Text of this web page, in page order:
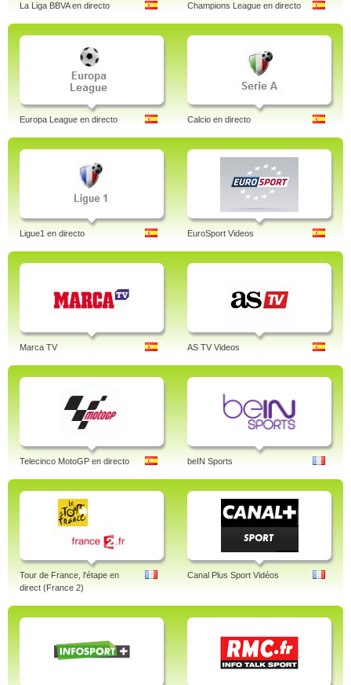
La Liga BBVA en directo Champions League en directo
Europa League en directo Calcio en directo
Ligue1 en directo EuroSport Videos
Marca TV AS TV Videos
Telecinco MotoGP en directo beIN Sports
Tour de France, l'étape en
direct (France 2)
Canal Plus Sport Vidéos